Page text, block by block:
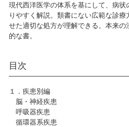
現代西洋医学の体系を基にして、病
りやすく解説。類書にない広範な診
せた適切な処方が理解できる。本来の
的な書。
目次
１．疾患別編
脳・神経疾患
呼吸器疾患
循環器系疾患